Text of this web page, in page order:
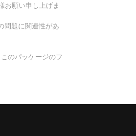
お願い申し上げま
問題に関連性があ
のパッケージのフ